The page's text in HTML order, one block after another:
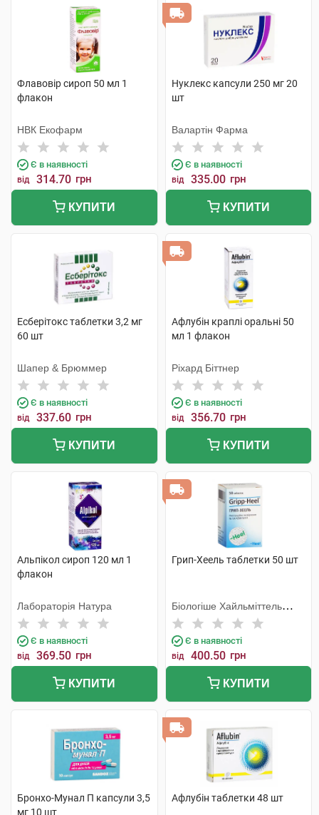
Флавовір сироп 50 мл 1
флакон
НВК Екофарм
Є в наявності
від 314.70 грн
КУПИТИ
Нуклекс капсули 250 мг 20
шт
Валартін Фарма
Є в наявності
від 335.00 грн
КУПИТИ
Есберітокс таблетки 3,2 мг
60 шт
Шапер & Брюммер
Є в наявності
від 337.60 грн
КУПИТИ
Афлубін краплі оральні 50
мл 1 флакон
Ріхард Біттнер
Є в наявності
від 356.70 грн
КУПИТИ
Альпікол сироп 120 мл 1
флакон
Лабораторія Натура
Є в наявності
від 369.50 грн
КУПИТИ
Грип-Хеель таблетки 50 шт
Біологіше Хайльміттель
Хеель
Є в наявності
від 400.50 грн
КУПИТИ
Бронхо-Мунал П капсули 3,5
мг 10 шт
Афлубін таблетки 48 шт